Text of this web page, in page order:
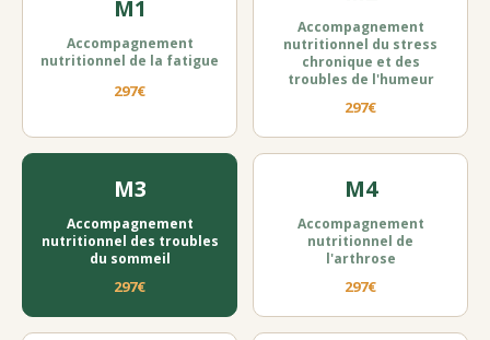
M1
Accompagnement
nutritionnel de la fatigue
297€
Accompagnement
nutritionnel du stress
chronique et des
troubles de l'humeur
297€
M3
Accompagnement
nutritionnel des troubles
du sommeil
297€
M4
Accompagnement
nutritionnel de
l'arthrose
297€